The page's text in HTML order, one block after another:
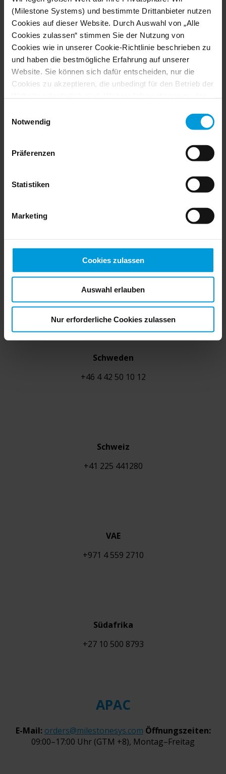
(Milestone Systems) und bestimmte Drittanbieter nutzen
Cookies auf dieser Website. Durch Auswahl von „Alle
Cookies zulassen“ stimmen Sie der Nutzung von
Cookies wie in unserer Cookie-Richtlinie beschrieben zu
und haben die bestmögliche Erfahrung auf unserer
Website. Sie können sich dafür entscheiden, nur die
Cookies zu akzeptieren, die unbedingt für den Betrieb der
Sie, wenn Sie auf „Details anzeigen“ klicken.
. Für Google-
Cookies können Sie unter folgender Adresse auch ein
Analytics installieren:
https://tools.google.com/dlpage/gaoptout?hl=en-GB.
Notwendig
Präferenzen
Statistiken
Marketing
Cookies zulassen
Auswahl erlauben
Nur erforderliche Cookies zulassen
+44 33 30 57 91 49
+34 9 33 937 064
Schweden
+46 4 42 50 10 12
Schweiz
+41 225 441280
VAE
+971 4 559 2710
Südafrika
+27 10 500 8793
APAC
E-Mail: orders@milestonesys.com Öffnungszeiten:
09:00–17:00 Uhr (GTM +8), Montag–Freitag